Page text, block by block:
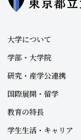
大学について
学部・大学院
研究・産学公連携
国際展開・留学
教育の特長
学生生活・キャリア